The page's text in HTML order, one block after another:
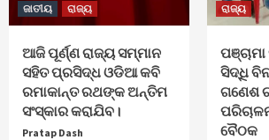
ଜାତୀୟ ରାଜ୍ୟ
ଆଜି ପୂର୍ଣ୍ଣ ରାଜ୍ୟ ସମ୍ମାନ
ସହିତ ପ୍ରସିଦ୍ଧ ଓଡିଆ କବି
ରମାକାନ୍ତ ରଥଙ୍କ ଅନ୍ତିମ
ସଂସ୍କାର କରାଯିବ।
Pratap Dash
ରାଜ୍ୟ
ସିଦ୍ଧି
ଗଣେଶ
ବୈଠକ